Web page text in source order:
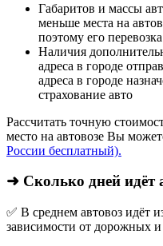
Габаритов и массы
меньше места на
поэтому его
Наличия
адреса в городе
адреса в городе
страхование авто
Рассчитать точную
место на автовозе Вы
России бесплатный).
➜ Сколько дней идёт
✅ В среднем автовоз идёт
зависимости от дорожных